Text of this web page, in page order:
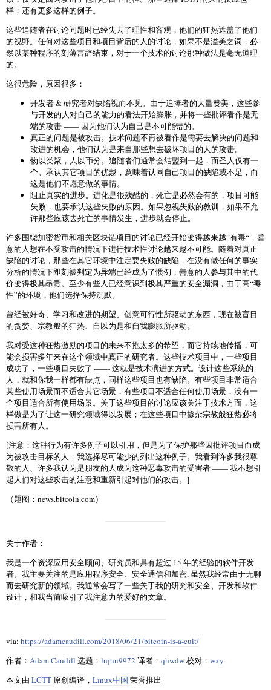
样；还有更多这样的例子。
这些追随者在讨论问题时已经失去了理性和客观，他们的狂热遮盖了他们
的视野。任何对这些项目和项目背后的人的讨论，如果不是溢美之词，必
然以某种程序的刻薄言辞结束，对于一个技术的讨论那种做法是毫无道理
的。
这很危险，原因很多：
开发者 & 研究者对缺陷视而不见。由于追捧者的大量赞美，这些参
与开发的人对自己的能力的看法开始膨胀，并将一些批评看作是无
端的攻击 —— 因为他们认为自己是不可能错的。
真正的问题是被攻击。技术问题不再被看作是需要去解决的问题和
改进的机会，他们认为是来自那些想去破坏项目的人的攻击。
物以类聚，人以币分。追随者们通常会结盟到一起，而圣人仅有一
个。承认其它项目的优越，意味着认同自己项目的缺陷或不足，而
这是他们不愿意做的事情。
阻止真实的进步。进化是很残酷的，死亡是必然会有的，项目可能
失败，也要承认这些失败的原因。如果忽视失败的教训，如果不允
许那些应该去死亡的事情发生，进步就会停止。
许多围绕加密货币和相关区块链项目的讨论已经开始变得越来越”有毒“，善
意的人想在不受攻击的情况下进行技术性讨论越来越不可能。随着对真正
缺陷的讨论，那些在其它环境中注定要失败的缺陷，在没有做任何的事实
分析的情况下即刻被判定为异端已经成为了惯例，善意的人参与其中的代
价变得极其昂贵。至少有些人已经意识到极其严重的安全漏洞，由于高“毒
性”的环境，他们选择保持沉默。
曾经被好奇、学习和改进的期望、创意可行性所驱动的东西，现在被盲目
的贪婪、宗教般的狂热、自以为是和自我膨胀所驱动。
我对受这种狂热激励的项目的未来不抱太多的希望，而它持续地传播，可
能会损害多年来在这个领域中真正的研究者。这些技术项目中，一些项目
成功了，一些项目失败了 —— 这就是技术演进的方式。设计这些系统的
人，就和你我一样都有缺点，同样这些项目也有缺陷。有些项目非常适合
某些使用场景而不适合其它场景，有些项目不适合任何使用场景，没有一
个项目适合所有使用场景。关于这些项目的讨论应该关注于技术方面，这
样做是为了让这一研究领域得以发展；在这些项目中掺杂宗教般狂热必将
损害所有人。
[注意：这种行为有许多例子可以引用，但是为了保护那些因批评项目而成
为被攻击目标的人，我选择尽可能少的列出这种例子。我看到许多我很尊
敬的人、许多我认为是朋友的人成为这种恶毒攻击的受害者 —— 我不想引
起人们对这些攻击的注意和重新引起对他们的攻击。]
（题图：news.bitcoin.com）
关于作者：
我是一个资深应用安全顾问、研究员和具有超过 15 年的经验的软件开发
者。我主要关注的是应用程序安全、安全通信和加密, 虽然我经常由于无聊
而去研究新的领域。我通常会写了一些关于我的研究和安全、开发和软件
设计，和我当前吸引了我注意力的爱好的文章。
via: https://adamcaudill.com/2018/06/21/bitcoin-is-a-cult/
作者： Adam Caudill 选题： lujun9972 译者： qhwdw校对： wxy
本文由 LCTT 原创编译， Linux中国 荣誉推出